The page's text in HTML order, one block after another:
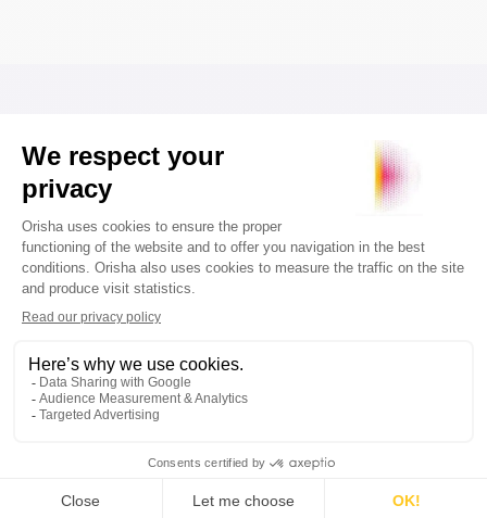
Venta guiada
Ofrece a tus clientes online una experiencia tan
fluida y acompañada como en una tienda física
gracias a laVENTA GUIADA
interactivos de preguntas y respuestas filtran los
resultados en tiempo real para guiar a cada
visitante hacia el producto ideal desde los primeros